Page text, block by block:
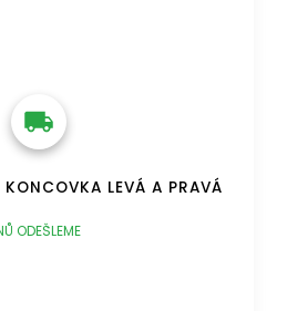
LEVÁ A PRAVÁ
ODEŠLEME